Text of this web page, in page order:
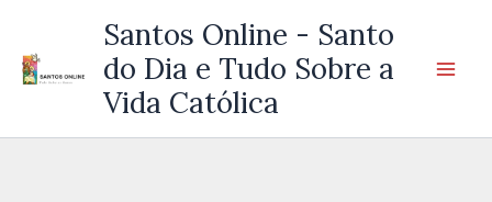
Santos Online - Santo
do Dia e Tudo Sobre a
Vida Católica